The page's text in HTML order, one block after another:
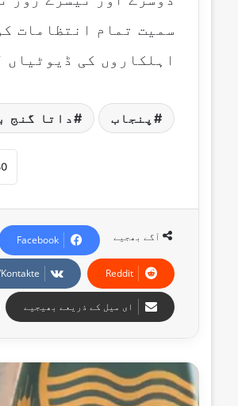
سمیت تمام انتظامات
اہلکاروں کی ڈیوٹیاں
پنجاب داتا گنج
آگے بھجیے Facebook
Reddit
ای میل کے ذریعے بھیجیے